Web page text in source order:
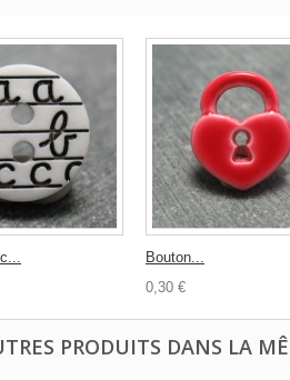
Bouton...
0,30 €
PRODUITS DANS LA